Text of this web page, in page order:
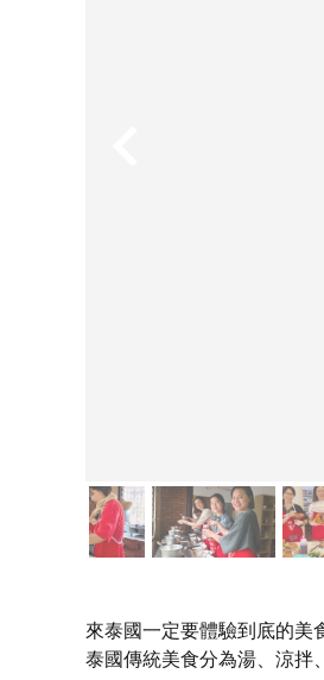
來泰國一定要體驗到底的美
泰國傳統美食分為湯、涼拌